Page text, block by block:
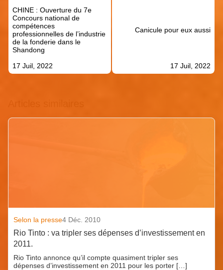
l’article
CHINE : Ouverture du 7e
Concours national de
compétences
professionnelles de l’industrie
de la fonderie dans le
Shandong
17 Juil, 2022
Canicule pour eux aussi
17 Juil, 2022
Selon la presse4 Déc. 2010
Rio Tinto : va tripler ses dépenses d’investissement en
2011.
Rio Tinto annonce qu’il compte quasiment tripler ses
dépenses d’investissement en 2011 pour les porter […]